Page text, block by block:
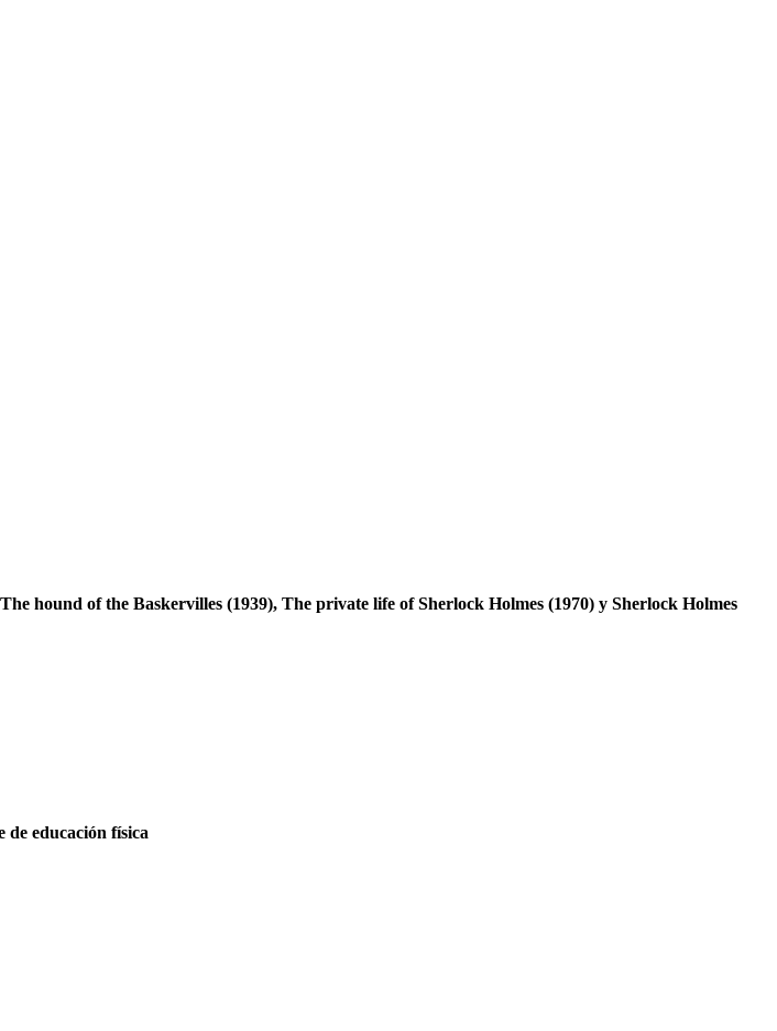
hound of the Baskervilles (1939), The private life of Sherlock Holmes (1970) y Sherlock Holmes
de educación física